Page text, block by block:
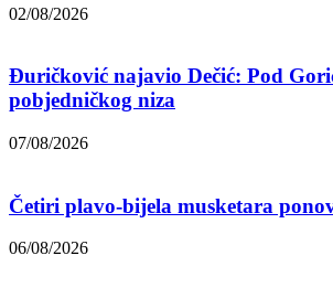
02/08/2026
Đuričković najavio Dečić: Pod
pobjedničkog niza
07/08/2026
Četiri plavo-bijela musketara
06/08/2026